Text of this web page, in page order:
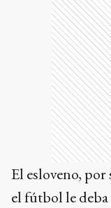
El esloveno, por
el fútbol le